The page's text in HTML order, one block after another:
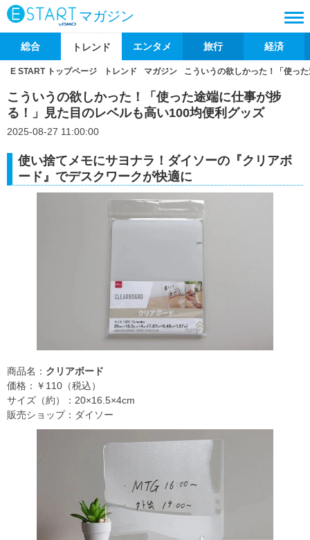
マガジン
総合 トレンド エンタメ 旅行 経済
E START トップページ トレンド マガジン こういうの欲しかった！「使っ
こういうの欲しかった！「使った途端に仕事が捗
る！」見た目のレベルも高い100均便利グッズ
2025-08-27 11:00:00
使い捨てメモにサヨナラ！ダイソーの『クリアボ
ード』でデスクワークが快適に
商品名： クリアボード
価格：￥110（税込）
サイズ（約）：20×16.5×4cm
販売ショップ：ダイソー